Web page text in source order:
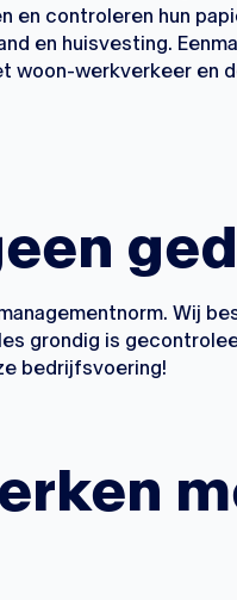
en controleren hun
en huisvesting.
woon-werkverkeer en
Wij
grondig is
bedrijfsvoering!